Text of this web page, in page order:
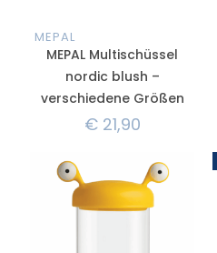
MEPAL
MEPAL Multischüssel
nordic blush –
verschiedene Größen
€21,90